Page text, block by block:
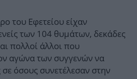
του Εφετείου είχαν
των 104 θυμάτων, δεκάδες
πολλοί άλλοι που
αγώνα των συγγενών να
όσους συνετέλεσαν στην